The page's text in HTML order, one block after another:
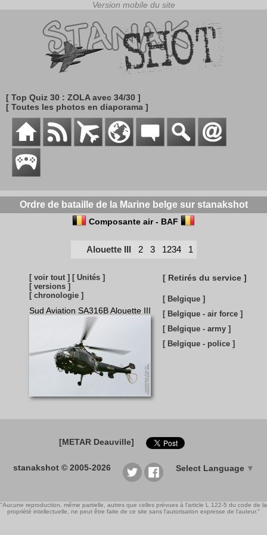
[ Top Quiz 30 : ZOLA avec 34/30 ]
[ Toutes les photos en diaporama ]
Ordre de bataille de la Marine belge sur stanakshot
Composante air - BAF
Alouette III 2 3 1234 1
[ voir tout ] [ Unités ]
[ versions ]
[ chronologie ]
Sud Aviation SA316B Alouette III
[ Retirés du service ]
[ Belgique ]
[ Belgique - air force ]
[ Belgique - army ]
[ Belgique - police ]
[METAR Deauville]
stanakshot © 2005-2026 Select Language ▼
"Aucune reproduction, même partielle, autres que celles prévues à l'article L 122-5 du code de la
propriété intellectuelle, ne peut être faite de ce site sans l'autorisation expresse de l'auteur."